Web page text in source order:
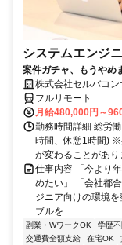
システムエンジ
案件ガチャ、もうやめ
株式会社セルバコ
フルリモート
月給480,000円～
勤務時間詳細 総労
時間、休憩1時間)
が変わることがあり
仕事内容 「今より
めたい」 「会社都
ジニア向けの環境
ブルを...
副業・WワークOK 学歴不
交通費全額支給
在宅OK